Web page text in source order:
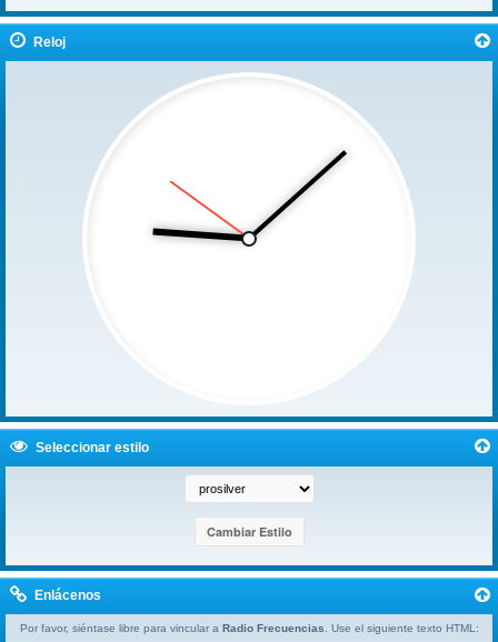
Reloj
Seleccionar estilo
Enlácenos
Por favor, siéntase libre para vincular a Radio Frecuencias. Use el siguiente texto HTML: